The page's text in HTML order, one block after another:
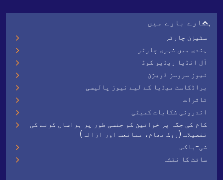
ہمارے بارے میں
سٹیزن چارٹر
ہندی میں شہری چارٹر
آل انڈیا ریڈیو کوڈ
نیوز سروسز ڈویژن
براڈکاسٹ میڈیا کے لیے نیوز پالیسی
تاثرات
اندرونی شکایات کمیٹی
کام کی جگہ پر خواتین کو جنسی طور پر ہراساں کرنے کی
تفصیلات (روک تھام، ممانعت اور ازالہ)
شی-باکس
سائٹ کا نقشہ